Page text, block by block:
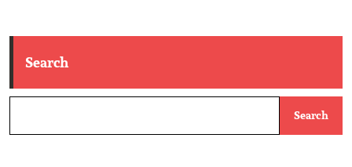
Search
Search